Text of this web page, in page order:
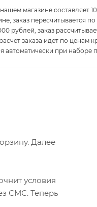
магазине составляет
заказ пересчитывается
рублей, заказ
заказа идет по ценам
автоматически при наборе
Далее
условия
СМС. Теперь